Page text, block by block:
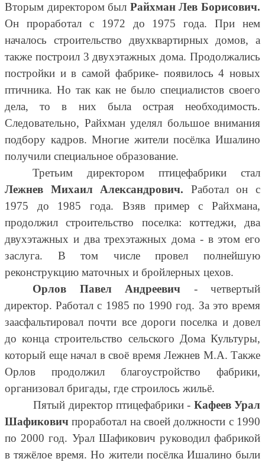
Вторым директором был Райхман Лев Борисович.
Он проработал с 1972 до 1975 года. При нем
началось строительство двухквартирных домов, а
также построил 3 двухэтажных дома. Продолжались
постройки и в самой фабрике- появилось 4 новых
птичника. Но так как не было специалистов своего
дела, то в них была острая необходимость.
Следовательно, Райхман уделял большое внимания
подбору кадров. Многие жители посёлка Ишалино
получили специальное образование.
Третьим директором птицефабрики стал
Лежнев Михаил Александрович. Работал он с
1975 до 1985 года. Взяв пример с Райхмана,
продолжил строительство поселка: коттеджи, два
двухэтажных и два трехэтажных дома - в этом его
заслуга. В том числе провел полнейшую
реконструкцию маточных и бройлерных цехов.
Орлов Павел Андреевич - четвертый
директор. Работал с 1985 по 1990 год. За это время
заасфальтировал почти все дороги поселка и довел
до конца строительство сельского Дома Культуры,
который еще начал в своё время Лежнев М.А. Также
Орлов продолжил благоустройство фабрики,
организовал бригады, где строилось жильё.
Пятый директор птицефабрики - Кафеев Урал
Шафиковичпроработал на своей должности с 1990
по 2000 год. Урал Шафикович руководил фабрикой
в тяжёлое время. Но жители посёлка Ишалино были